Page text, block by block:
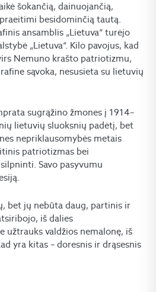
šokančią, dainuojančią,
besidominčią tautą.
ansamblis „Lietuva“ turėjo
„Lietuva“. Kilo pavojus, kad
Nemuno krašto patriotizmu,
sąvoka, nesusieta su lietuvių
sugrąžino žmones į 1914–
lietuvių sluoksnių padėtį, bet
nepriklausomybės metais
patriotizmas bei
Savo pasyvumu
bet jų nebūta daug, partinis ir
iš dalies
užtrauks valdžios nemalonę, iš
yra kitas – doresnis ir drąsesnis